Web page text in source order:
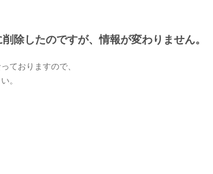
除したのですが、情報が変わりません。
ておりますので、
。